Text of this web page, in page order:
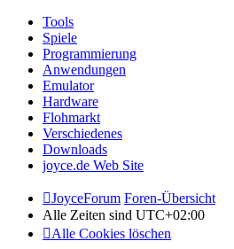
Tools
Spiele
Programmierung
Anwendungen
Emulator
Hardware
Flohmarkt
Verschiedenes
Downloads
joyce.de Web Site
JoyceForum Foren-Übersicht
Alle Zeiten sind UTC+02:00
Alle Cookies löschen